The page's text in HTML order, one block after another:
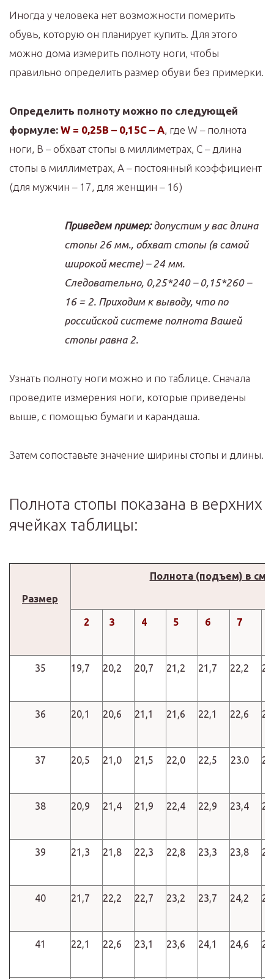
Иногда у человека нет возможности померить
обувь, которую он планирует купить. Для этого
можно дома измерить полноту ноги, чтобы
правильно определить размер обуви без примерки.
Определить полноту можно по следующей
формуле: W = 0,25В – 0,15С – А, где W – полнота
ноги, В – обхват стопы в миллиметрах, С – длина
стопы в миллиметрах, А – постоянный коэффициент
(для мужчин – 17, для женщин – 16)
Приведем пример:допустим у вас длина
стопы 26 мм., обхват стопы (в самой
широкой месте) – 24 мм.
Следовательно, 0,25*240 – 0,15*260 –
16 = 2. Приходим к выводу, что по
российской системе полнота Вашей
стопы равна 2.
Узнать полноту ноги можно и по таблице. Сначала
проведите измерения ноги, которые приведены
выше, с помощью бумаги и карандаша.
Затем сопоставьте значение ширины стопы и длины.
Полнота стопы показана в верхних
ячейках таблицы:
Размер
Полнота (подъем) в см
2 3 4 5 6 7
35 19,7 20,2 20,7 21,2 21,7 22,2
36 20,1 20,6 21,1 21,6 22,1 22,6
37 20,5 21,0 21,5 22,0 22,5 23.0
38 20,9 21,4 21,9 22,4 22,9 23,4
39 21,3 21,8 22,3 22,8 23,3 23,8
40 21,7 22,2 22,7 23,2 23,7 24,2
41 22,1 22,6 23,1 23,6 24,1 24,6